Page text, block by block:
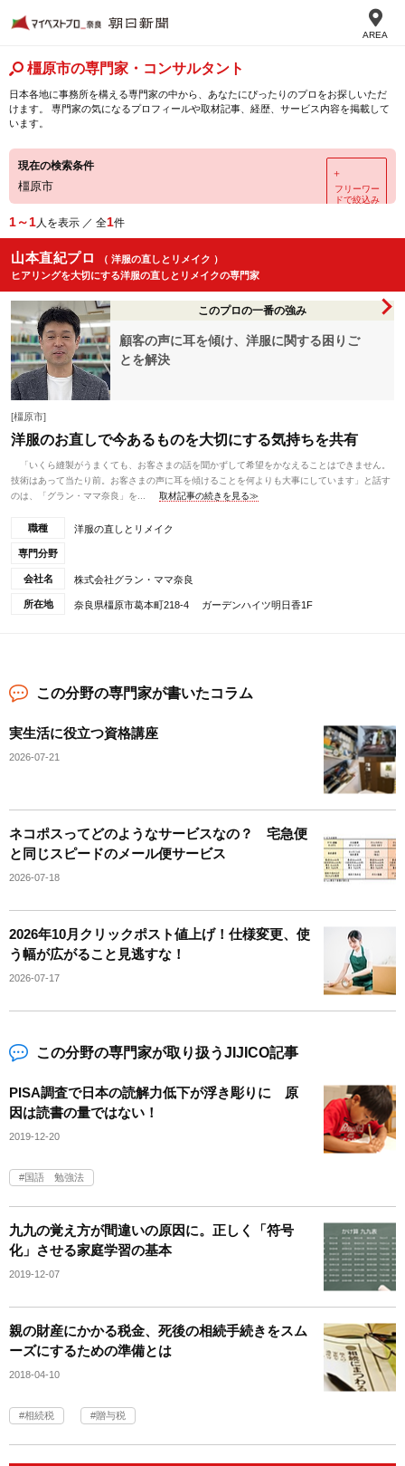
AREA
橿原市の専門家・コンサルタント
日本各地に事務所を構える専門家の中から、あなたにぴったりのプロをお探しいただ
けます。 専門家の気になるプロフィールや取材記事、経歴、サービス内容を掲載して
います。
現在の検索条件
橿原市
＋
フリーワー
ドで絞込み
1～1人を表示 ／ 全1件
山本直紀プロ
（ 洋服の直しとリメイク ）
ヒアリングを大切にする洋服の直しとリメイクの専門家
このプロの一番の強み
顧客の声に耳を傾け、洋服に関する困りご
とを解決
[橿原市]
洋服のお直しで今あるものを大切にする気持ちを共有
「いくら縫製がうまくても、お客さまの話を聞かずして希望をかなえることはできません。
技術はあって当たり前。お客さまの声に耳を傾けることを何よりも大事にしています」と話す
のは、「グラン・ママ奈良」を...
取材記事の続きを見る≫
職種 洋服の直しとリメイク
専門分野
会社名 株式会社グラン・ママ奈良
所在地 奈良県橿原市葛本町218-4 ガーデンハイツ明日香1F
この分野の専門家が書いたコラム
実生活に役立つ資格講座
2026-07-21
ネコポスってどのようなサービスなの？ 宅急便
と同じスピードのメール便サービス
2026-07-18
2026年10月クリックポスト値上げ！仕様変更、使
う幅が広がること見逃すな！
2026-07-17
この分野の専門家が取り扱うJIJICO記事
PISA調査で日本の読解力低下が浮き彫りに 原
因は読書の量ではない！
2019-12-20
国語 勉強法
九九の覚え方が間違いの原因に。正しく「符号
化」させる家庭学習の基本
2019-12-07
親の財産にかかる税金、死後の相続手続きをスム
ーズにするための準備とは
2018-04-10
相続税 贈与税